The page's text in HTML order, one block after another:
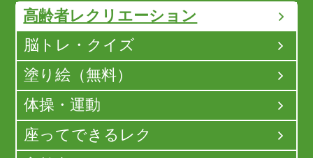
高齢者レクリエーション
脳トレ・クイズ
塗り絵（無料）
体操・運動
座ってできるレク